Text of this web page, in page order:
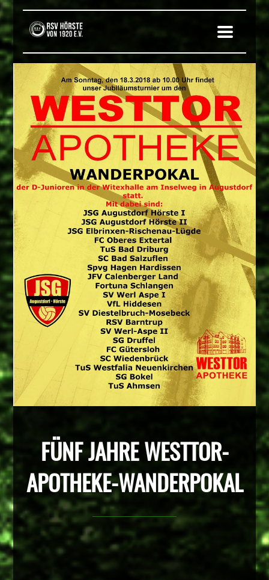
FÜNF JAHRE WESTTOR-
APOTHEKE-WANDERPOKAL